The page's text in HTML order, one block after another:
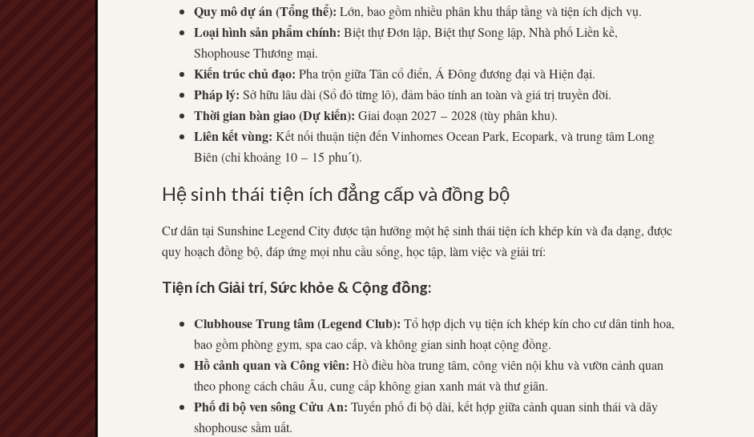
Quy mô dự án (Tổng thể): Lớn, bao gồm nhiều phân khu thấp tầng và tiện ích dịch vụ.
Loại hình sản phẩm chính: Biệt thự Đơn lập, Biệt thự Song lập, Nhà phố Liền kề,
Shophouse Thương mại.
Kiến trúc chủ đạo: Pha trộn giữa Tân cổ điển, Á Đông đương đại và Hiện đại.
Pháp lý: Sở hữu lâu dài (Sổ đỏ từng lô), đảm bảo tính an toàn và giá trị truyền đời.
Thời gian bàn giao (Dự kiến): Giai đoạn2027 – 2028 (tùy phân khu).
Liên kết vùng: Kết nối thuận tiện đến Vinhomes Ocean Park, Ecopark, và trung tâm Long
Biên (chỉ khoảng 10 – 15 phuˊt).
Hệ sinh thái tiện ích đẳng cấp và đồng bộ
Cư dân tại Sunshine Legend City được tận hưởng một hệ sinh thái tiện ích khép kín và đa dạng, được
quy hoạch đồng bộ, đáp ứng mọi nhu cầu sống, học tập, làm việc và giải trí:
Tiện ích Giải trí, Sức khỏe & Cộng đồng:
Clubhouse Trung tâm (Legend Club): Tổ hợp dịch vụ tiện ích khép kín cho cư dân tinh hoa,
bao gồm phòng gym, spa cao cấp, và không gian sinh hoạt cộng đồng.
Hồ cảnh quan và Công viên: Hồ điều hòa trung tâm, công viên nội khu và vườn cảnh quan
theo phong cách châu Âu, cung cấp không gian xanh mát và thư giãn.
Phố đi bộ ven sông Cửu An: Tuyến phố đi bộ dài, kết hợp giữa cảnh quan sinh thái và dãy
shophouse sầm uất.